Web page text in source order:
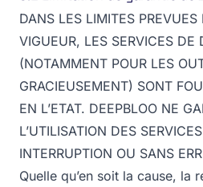
DANS LES LIMITES PREVUES
VIGUEUR, LES SERVICES DE
(NOTAMMENT POUR LES
GRACIEUSEMENT) SONT
EN L’ETAT. DEEPBLOO NE
L’UTILISATION DES
INTERRUPTION OU SANS
Quelle qu’en soit la cause, la